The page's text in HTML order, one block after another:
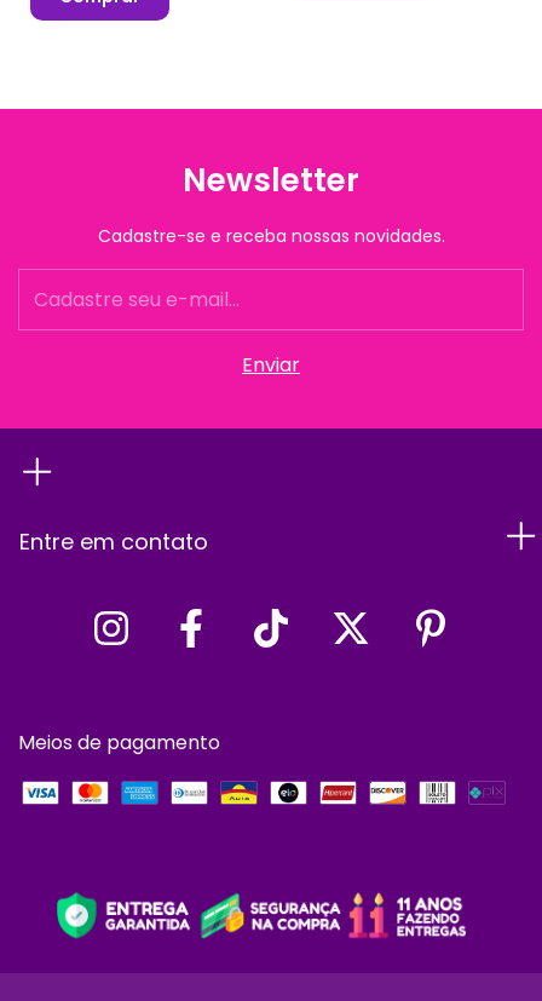
Newsletter
Cadastre-se e receba nossas novidades.
Entre em contato
Meios de pagamento